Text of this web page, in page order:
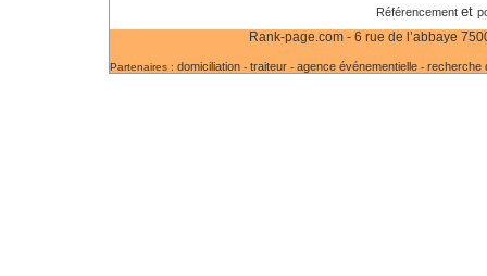
Référencement et
Rank-page.com - 6 rue de l’abbaye
Partenaires : domiciliation - traiteur - agence événementielle - recherche